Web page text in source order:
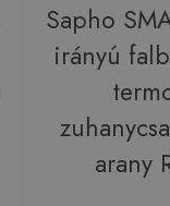
Sapho
irányú
arany